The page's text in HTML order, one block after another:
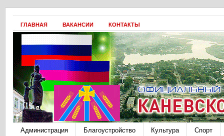
ГЛАВНАЯ ВАКАНСИИ КОНТАКТЫ
Администрация Благоустройство Культура Спорт